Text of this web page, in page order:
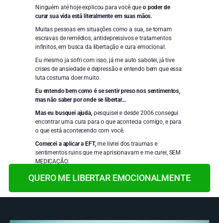
Ninguém até hoje explicou para você que o poder de
curar sua vida está literalmente em suas mãos.
Muitas pessoas em situações como a sua, se tornam
escravas de remédios, antidepressivos e tratamentos
infinitos, em busca da libertação e cura emocional.
Eu mesmo ja sofri com isso, já me auto sabotei, já tive
crises de ansiedade e depressão e entendo bem que essa
luta costuma doer muito.
Eu entendo bem como é se sentir preso nos sentimentos,
mas não saber por onde se libertar…
Mas eu busquei ajuda,pesquisei e desde 2006 consegui
encontrar uma cura para o que acontecia comigo, e para
o que está acontecendo com você.
Comecei a aplicar a EFT,me livrei dos traumas e
sentimentos ruins que me aprisionavam e me curei, SEM
MEDICAÇÃO.
QUERO ME LIBERTAR EMOCIONALMENTE